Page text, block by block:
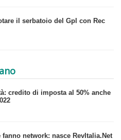
il serbatoio del Gpl con Rec
credito di imposta al 50% anche
fanno network: nasce RevItalia.Net